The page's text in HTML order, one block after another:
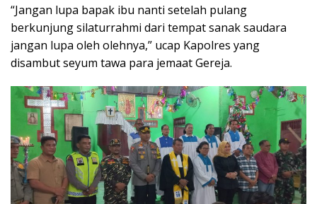
“Jangan lupa bapak ibu nanti setelah pulang
berkunjung silaturrahmi dari tempat sanak saudara
jangan lupa oleh olehnya,” ucap Kapolres yang
disambut seyum tawa para jemaat Gereja.